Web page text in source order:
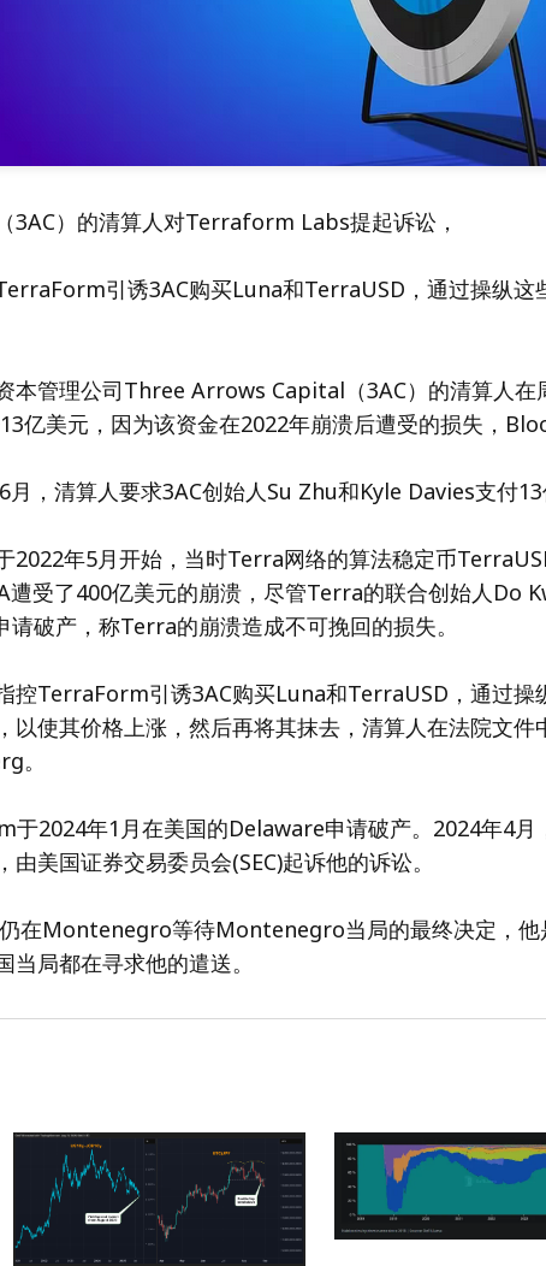
3AC）的清算人对Terraform Labs提起诉讼，
引诱3AC购买Luna和TerraUSD，通过操纵
本管理公司Three Arrows Capital（3AC）的清算人
亿美元，因为该资金在2022年崩溃后遭受的损失，
月，清算人要求3AC创始人Su Zhu和Kyle Davies支付13
2022年5月开始，当时Terra网络的算法稳定币
遭受了400亿美元的崩溃，尽管Terra的联合创始人Do
请破产，称Terra的崩溃造成不可挽回的损失。
控TerraForm引诱3AC购买Luna和TerraUSD，通过
以使其价格上涨，然后再将其抹去，清算人在法院文件
。
2024年1月在美国的Delaware申请破产。2024年4月
由美国证券交易委员会(SEC)起诉他的诉讼。
在Montenegro等待Montenegro当局的最终决定，他
当局都在寻求他的遣送。